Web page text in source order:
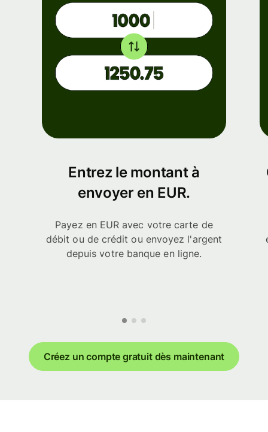
Entrez le montant à
envoyer en EUR.
Payez en EUR avec votre carte de
débit ou de crédit ou envoyez l'argent
depuis votre banque en ligne.
Créez un compte gratuit dès maintenant